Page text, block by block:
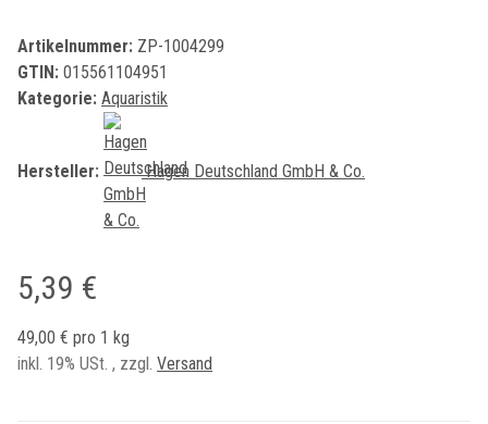
Artikelnummer: ZP-1004299
GTIN: 015561104951
Kategorie: Aquaristik
Hersteller: Hagen Deutschland GmbH & Co.
5,39 €
49,00 € pro 1 kg
inkl. 19% USt. , zzgl. Versand